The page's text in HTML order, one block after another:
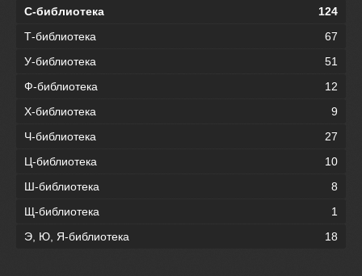
С-библиотека
124
Т-библиотека
67
У-библиотека
51
Ф-библиотека
12
Х-библиотека
9
Ч-библиотека
27
Ц-библиотека
10
Ш-библиотека
8
Щ-библиотека
1
Э, Ю, Я-библиотека
18